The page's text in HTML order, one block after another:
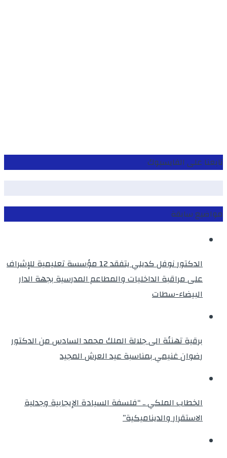
تابعنا على الفايسبوك
مواضيع سابقة
الدكتور نوفل كديلي يتفقد 12 مؤسسة تعليمية للإشراف
على مراقبة الداخليات والمطاعم المدرسية بجهة الدار
البيضاء-سطات
برقية تهنئة الى جلالة الملك محمد السادس من الدكتور
رضوان غنيمي بمناسبة عيد العرش المجيد
الخطاب الملكي .. “فلسفة السيادة الإيجابية وجدلية
الاستقرار والديناميكية”